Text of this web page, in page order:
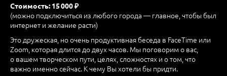
Стоимость: 15 000 ₽
(можно подключиться из любого города — главное, чтобы был
интернет и желание расти)
Это дружеская, но очень продуктивная беседа в FaceTime или
Zoom, которая длится до двух часов. Мы поговорим о вас,
о вашем творческом пути, целях, сложностях и о том, что
важно именно сейчас. К чему Вы хотели бы придти.